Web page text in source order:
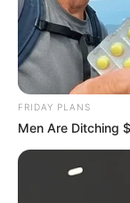
FRIDAY PLANS
Men Are Ditching